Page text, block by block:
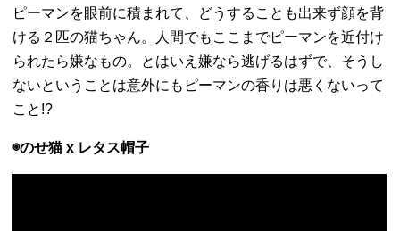
ピーマンを眼前に積まれて、どうすることも出来ず顔を背
ける２匹の猫ちゃん。人間でもここまでピーマンを近付け
られたら嫌なもの。とはいえ嫌なら逃げるはずで、そうし
ないということは意外にもピーマンの香りは悪くないって
こと!?
◉のせ猫 x レタス帽子